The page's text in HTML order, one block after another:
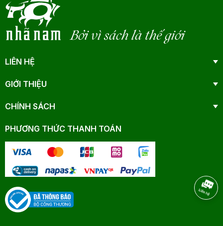
Bởi vì sách là thế giới
LIÊN HỆ
GIỚI THIỆU
CHÍNH SÁCH
PHƯƠNG THỨC THANH TOÁN